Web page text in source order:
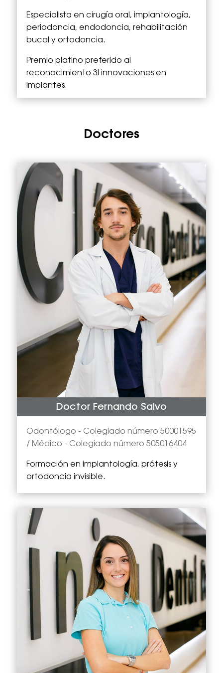
Especialista en cirugía oral, implantología,
periodoncia, endodoncia, rehabilitación
bucal y ortodoncia.
Premio platino preferido al
reconocimiento 3I innovaciones en
implantes.
Doctores
Doctor Fernando Salvo
Odontólogo - Colegiado número 50001595
/ Médico - Colegiado número 505016404
Formación en implantología, prótesis y
ortodoncia invisible.